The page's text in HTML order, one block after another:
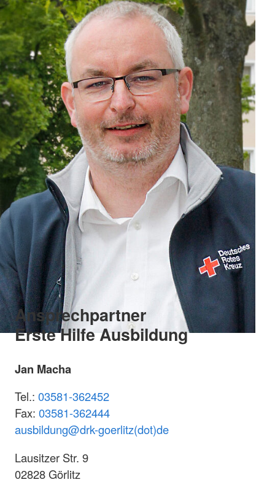
Ansprechpartner
Erste Hilfe Ausbildung
Jan Macha
Tel.: 03581-362452
Fax: 03581-362444
ausbildung@drk-goerlitz(dot)de
Lausitzer Str. 9
02828 Görlitz